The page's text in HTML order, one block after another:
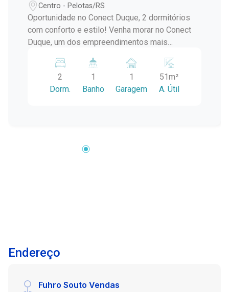
Centro - Pelotas/RS
Oportunidade no Conect Duque, 2 dormitórios
com conforto e estilo! Venha morar no Conect
Duque, um dos empreendimentos mais
excelente apartamento de 2 dormitórios oferece
o equilíbrio ideal entre funcionalidade, conforto
e praticidade. Com ambientes bem distribuídos,
integrada com a cozinha Vaga de garagem
2
Dorm.
1
Banho
1
Garagem
51m²
A. Útil
Endereço
Fuhro Souto Vendas